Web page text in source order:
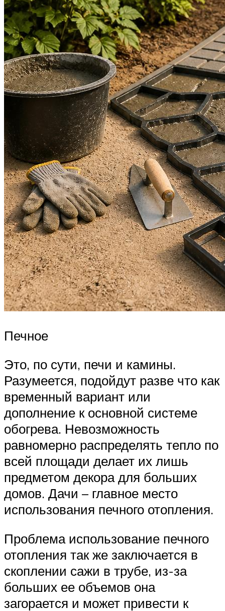
Печное
Это, по сути, печи и камины.
Разумеется, подойдут разве что как
временный вариант или
дополнение к основной системе
обогрева. Невозможность
равномерно распределять тепло по
всей площади делает их лишь
предметом декора для больших
домов. Дачи – главное место
использования печного отопления.
Проблема использование печного
отопления так же заключается в
скоплении сажи в трубе, из-за
больших ее объемов она
загорается и может привести к